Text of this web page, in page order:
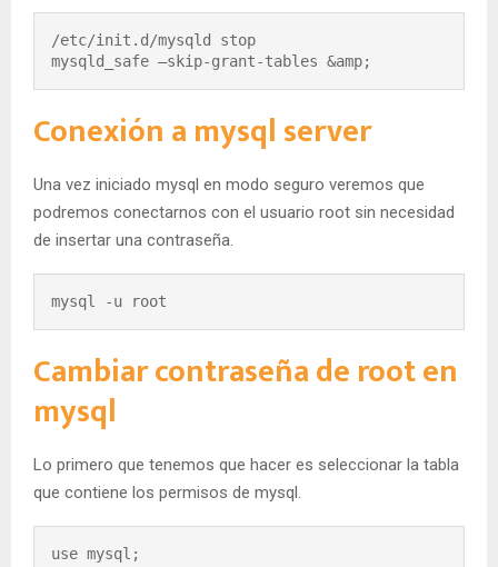
/etc/init.d/mysqld stop
mysqld_safe –skip-grant-tables &amp;
Conexión a mysql server
Una vez iniciado mysql en modo seguro veremos que
podremos conectarnos con el usuario root sin necesidad
de insertar una contraseña.
mysql -u root
Cambiar contraseña de root en
mysql
Lo primero que tenemos que hacer es seleccionar la tabla
que contiene los permisos de mysql.
use mysql;